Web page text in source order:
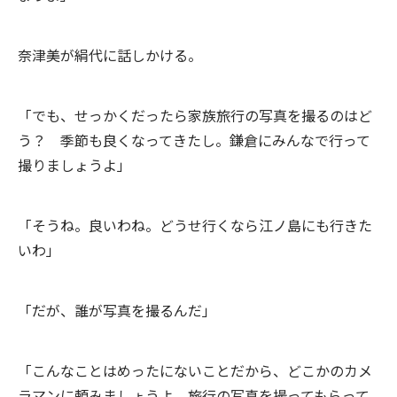
奈津美が絹代に話しかける。
「でも、せっかくだったら家族旅行の写真を撮るのはど
う？ 季節も良くなってきたし。鎌倉にみんなで行って
撮りましょうよ」
「そうね。良いわね。どうせ行くなら江ノ島にも行きた
いわ」
「だが、誰が写真を撮るんだ」
「こんなことはめったにないことだから、どこかのカメ